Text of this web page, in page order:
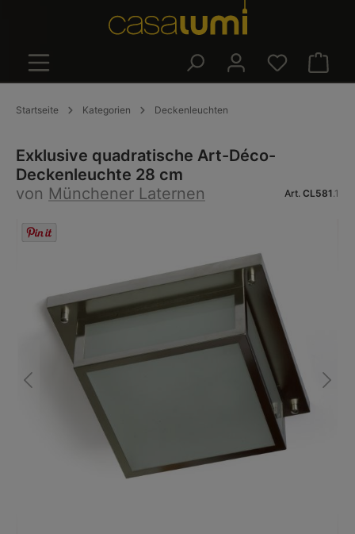
Startseite Kategorien Deckenleuchten
Exklusive quadratische Art-Déco-
Deckenleuchte 28 cm
von Münchener Laternen Art. CL581.1
Bildergalerie überspringen